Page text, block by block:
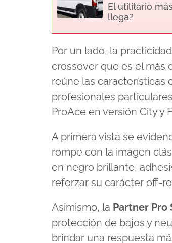
El utilitario
llega?
Por un lado, la
crossover que es el más
reúne las características
profesionales
ProAce en versión City y
A primera vista se
rompe con la imagen
en negro brillante,
reforzar su carácter off-
Asimismo, la Partner Pro
protección de bajos y
brindar una respuesta